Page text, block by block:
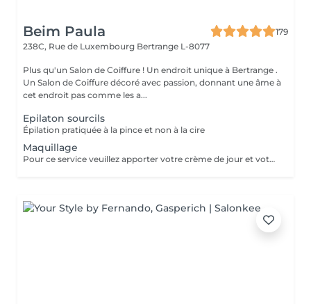
Beim Paula
179
238C, Rue de Luxembourg Bertrange L-8077
Plus qu'un Salon de Coiffure ! Un endroit unique à Bertrange .
Un Salon de Coiffure décoré avec passion, donnant une âme à
cet endroit pas comme les a...
Epilaton sourcils
Épilation pratiquée à la pince et non à la cire
Maquillage
Pour ce service veuillez apporter votre crème de jour et votre fond de teint !